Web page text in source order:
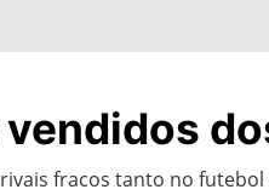
fracos tanto no